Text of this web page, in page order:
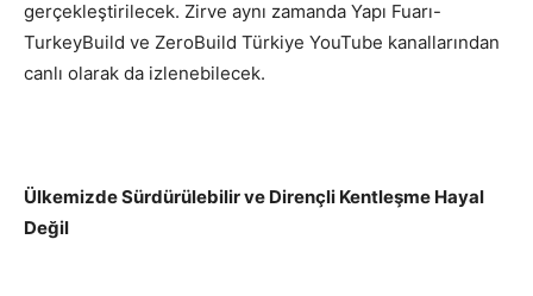
gerçekleştirilecek. Zirve aynı zamanda Yapı Fuarı-
TurkeyBuild ve ZeroBuild Türkiye YouTube kanallarından
canlı olarak da izlenebilecek.
Ülkemizde Sürdürülebilir ve Dirençli Kentleşme Hayal
Değil